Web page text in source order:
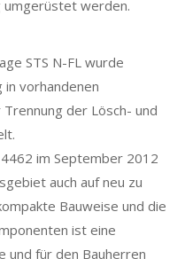
umgerüstet werden.
STS N-FL wurde
in vorhandenen
Trennung der Lösch- und
im September 2012
auch auf neu zu
Bauweise und die
ist eine
und für den Bauherren